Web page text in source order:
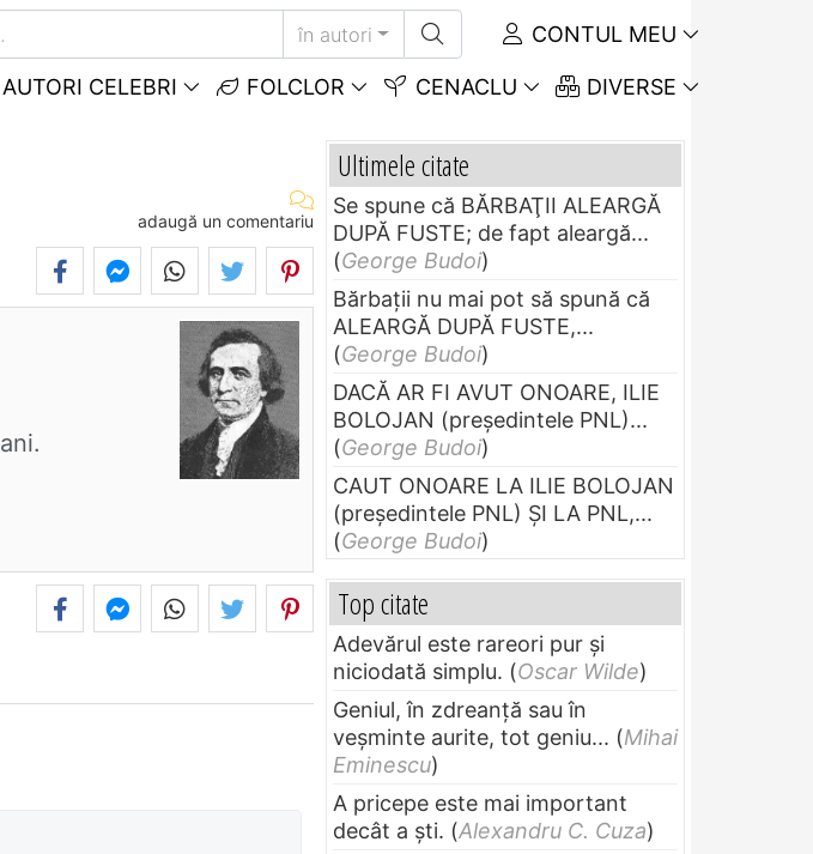
în autori CONTUL MEU
AUTORI CELEBRI FOLCLOR CENACLU DIVERSE
adaugă un comentariu
ani.
Ultimele citate
Se spune că BĂRBAŢII ALEARGĂ
DUPĂ FUSTE; de fapt aleargă...
(George Budoi)
Bărbaţii nu mai pot să spună că
ALEARGĂ DUPĂ FUSTE,...
(George Budoi)
DACĂ AR FI AVUT ONOARE, ILIE
BOLOJAN (preşedintele PNL)...
(George Budoi)
CAUT ONOARE LA ILIE BOLOJAN
(preşedintele PNL) ŞI LA PNL,...
(George Budoi)
Top citate
Adevărul este rareori pur și
niciodată simplu. (Oscar Wilde)
Geniul, în zdreanţă sau în
veşminte aurite, tot geniu... (Mihai
Eminescu)
A pricepe este mai important
decât a ști. (Alexandru C. Cuza)